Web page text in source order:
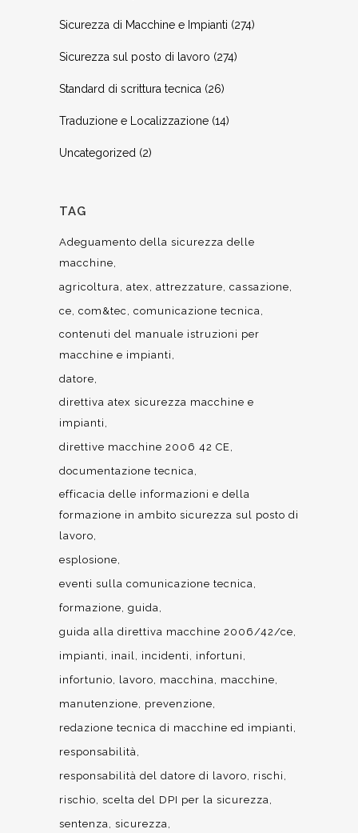
Sicurezza di Macchine e Impianti (274)
Sicurezza sul posto di lavoro (274)
Standard di scrittura tecnica (26)
Traduzione e Localizzazione (14)
Uncategorized (2)
TAG
Adeguamento della sicurezza delle
macchine
agricoltura atex attrezzature cassazione
ce com&tec
comunicazione tecnica
contenuti del manuale istruzioni per
macchine e impianti
datore
direttiva atex sicurezza macchine e
impianti
direttive macchine 2006 42 CE
documentazione tecnica
efficacia delle informazioni e della
formazione in ambito sicurezza sul posto di
lavoro
esplosione
eventi sulla comunicazione tecnica
formazione guida
guida alla direttiva macchine 2006/42/ce
impianti
inail incidenti
infortuni
infortunio
lavoro macchina
macchine
manutenzione
prevenzione
redazione tecnica di macchine ed impianti
responsabilità
responsabilità del datore di lavoro
rischi
rischio scelta del DPI per la sicurezza
sentenza sicurezza